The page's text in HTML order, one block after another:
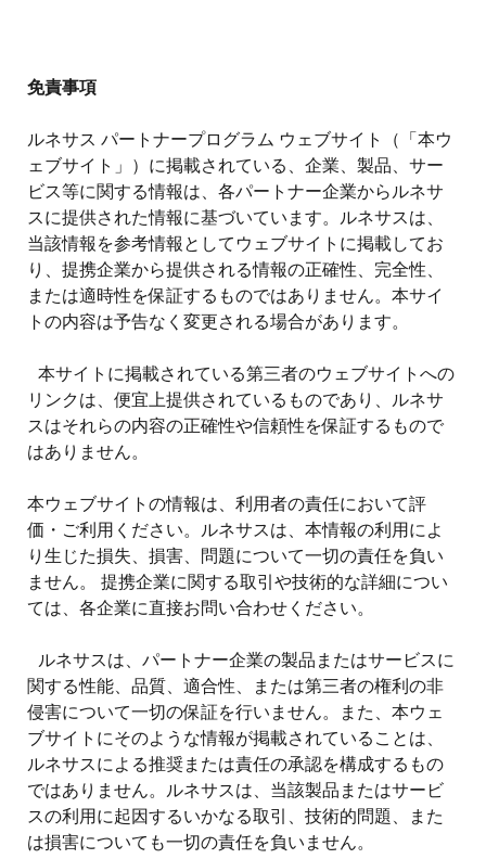
免責事項
ルネサス パートナープログラム ウェブサイト（「本ウ
ェブサイト」）に掲載されている、企業、製品、サー
ビス等に関する情報は、各パートナー企業からルネサ
スに提供された情報に基づいています。ルネサスは、
当該情報を参考情報としてウェブサイトに掲載してお
り、提携企業から提供される情報の正確性、完全性、
または適時性を保証するものではありません。本サイ
トの内容は予告なく変更される場合があります。
本サイトに掲載されている第三者のウェブサイトへの
リンクは、便宜上提供されているものであり、ルネサ
スはそれらの内容の正確性や信頼性を保証するもので
はありません。
本ウェブサイトの情報は、利用者の責任において評
価・ご利用ください。ルネサスは、本情報の利用によ
り生じた損失、損害、問題について一切の責任を負い
ません。 提携企業に関する取引や技術的な詳細につい
ては、各企業に直接お問い合わせください。
ルネサスは、パートナー企業の製品またはサービスに
関する性能、品質、適合性、または第三者の権利の非
侵害について一切の保証を行いません。また、本ウェ
ブサイトにそのような情報が掲載されていることは、
ルネサスによる推奨または責任の承認を構成するもの
ではありません。ルネサスは、当該製品またはサービ
スの利用に起因するいかなる取引、技術的問題、また
は損害についても一切の責任を負いません。